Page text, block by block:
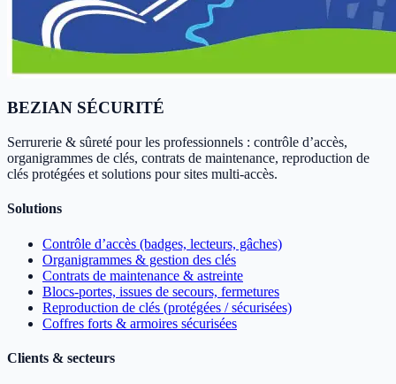
BEZIAN SÉCURITÉ
Serrurerie & sûreté pour les professionnels : contrôle d’accès,
organigrammes de clés, contrats de maintenance, reproduction de
clés protégées et solutions pour sites multi-accès.
Solutions
Contrôle d’accès (badges, lecteurs, gâches)
Organigrammes & gestion des clés
Contrats de maintenance & astreinte
Blocs-portes, issues de secours, fermetures
Reproduction de clés (protégées / sécurisées)
Coffres forts & armoires sécurisées
Clients & secteurs